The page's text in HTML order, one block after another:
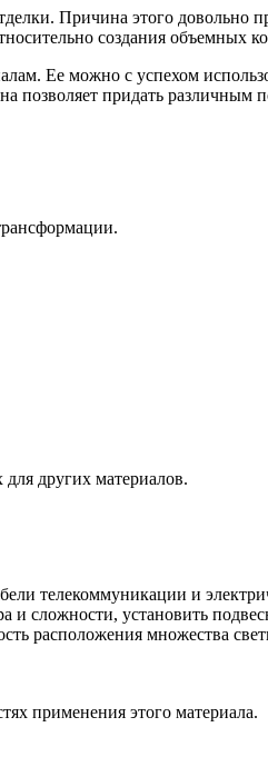
Причина этого довольно
создания объемных
Ее можно с успехом
позволяет придать
других материалов.
телекоммуникации и
сложности, установить
расположения множества
применения этого материала.